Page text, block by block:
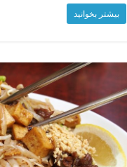
بیشتر بخوانید